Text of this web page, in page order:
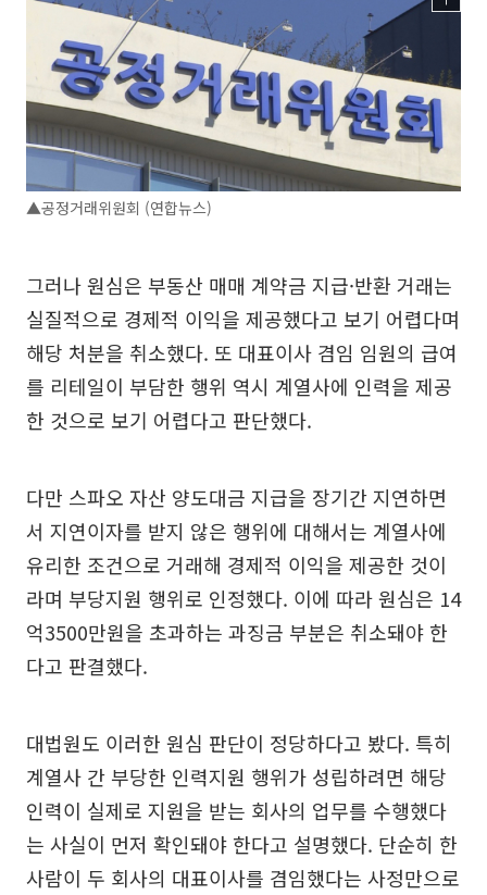
▲공정거래위원회 (연합뉴스)
그러나 원심은 부동산 매매 계약금 지급·반환 거래는
실질적으로 경제적 이익을 제공했다고 보기 어렵다며
해당 처분을 취소했다. 또 대표이사 겸임 임원의 급여
를 리테일이 부담한 행위 역시 계열사에 인력을 제공
한 것으로 보기 어렵다고 판단했다.
다만 스파오 자산 양도대금 지급을 장기간 지연하면
서 지연이자를 받지 않은 행위에 대해서는 계열사에
유리한 조건으로 거래해 경제적 이익을 제공한 것이
라며 부당지원 행위로 인정했다. 이에 따라 원심은 14
억3500만원을 초과하는 과징금 부분은 취소돼야 한
다고 판결했다.
대법원도 이러한 원심 판단이 정당하다고 봤다. 특히
계열사 간 부당한 인력지원 행위가 성립하려면 해당
인력이 실제로 지원을 받는 회사의 업무를 수행했다
는 사실이 먼저 확인돼야 한다고 설명했다. 단순히 한
사람이 두 회사의 대표이사를 겸임했다는 사정만으로